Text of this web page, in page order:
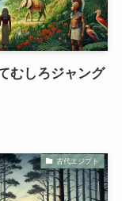
むしろジャング
古代エジプト